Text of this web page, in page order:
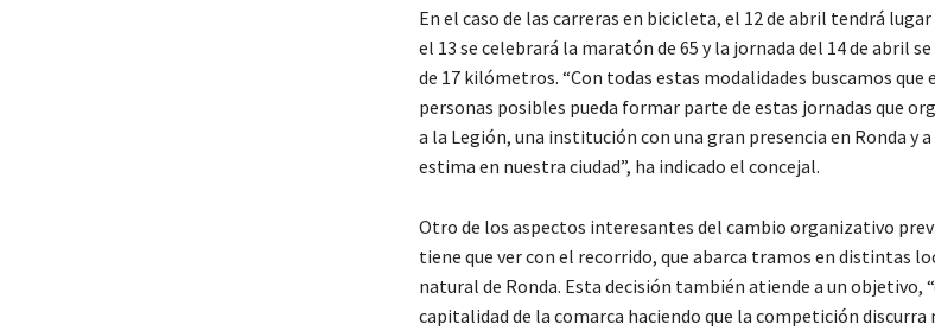
En el caso de las carreras en bicicleta, el 12 de abril tendrá
el 13 se celebrará la maratón de 65 y la jornada del 14 de abril
de 17 kilómetros. “Con todas estas modalidades buscamos que
personas posibles pueda formar parte de estas jornadas que
a la Legión, una institución con una gran presencia en Ronda y
estima en nuestra ciudad”, ha indicado el concejal.
Otro de los aspectos interesantes del cambio organizativo
tiene que ver con el recorrido, que abarca tramos en distintas
natural de Ronda. Esta decisión también atiende a un objetivo,
capitalidad de la comarca haciendo que la competición